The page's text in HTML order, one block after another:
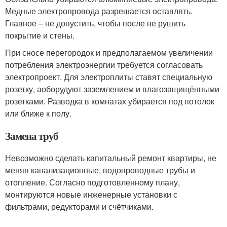
Медные электропровода разрешается оставлять.
Главное – не допустить, чтобы после не рушить
покрытие и стены.
При сносе перегородок и предполагаемом увеличении
потребления электроэнергии требуется согласовать
электропроект. Для электроплиты ставят специальную
розетку, аоборудуют заземлением и влагозащищёнными
розетками. Разводка в комнатах убирается под потолок
или ближе к полу.
Замена труб
Невозможно сделать капитальный ремонт квартиры, не
меняя канализационные, водопроводные трубы и
отопление. Согласно подготовленному плану,
монтируются новые инженерные установки с
фильтрами, редукторами и счётчиками.